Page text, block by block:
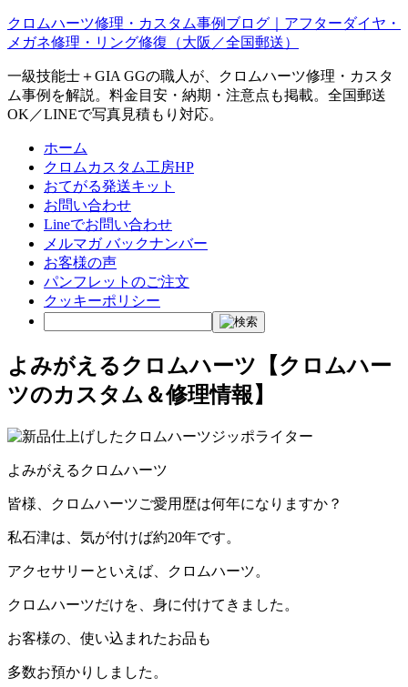
クロムハーツ修理・カスタム事例ブログ｜アフターダイヤ・
メガネ修理・リング修復（大阪／全国郵送）
一級技能士＋GIA GGの職人が、クロムハーツ修理・カスタ
ム事例を解説。料金目安・納期・注意点も掲載。全国郵送
OK／LINEで写真見積もり対応。
ホーム
クロムカスタム工房HP
おてがる発送キット
お問い合わせ
Lineでお問い合わせ
メルマガ バックナンバー
お客様の声
パンフレットのご注文
クッキーポリシー
よみがえるクロムハーツ【クロムハー
ツのカスタム＆修理情報】
よみがえるクロムハーツ
皆様、クロムハーツご愛用歴は何年になりますか？
私石津は、気が付けば約20年です。
アクセサリーといえば、クロムハーツ。
クロムハーツだけを、身に付けてきました。
お客様の、使い込まれたお品も
多数お預かりしました。